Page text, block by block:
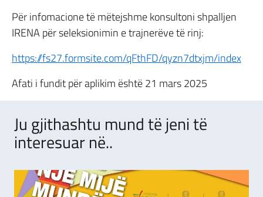
Për infomacione të mëtejshme konsultoni shpalljen
IRENA për seleksionimin e trajnerëve të rinj:
https://fs27.formsite.com/qFthFD/qyzn7dtxjm/index
Afati i fundit për aplikim është 21 mars 2025
Ju gjithashtu mund të jeni të
interesuar në..